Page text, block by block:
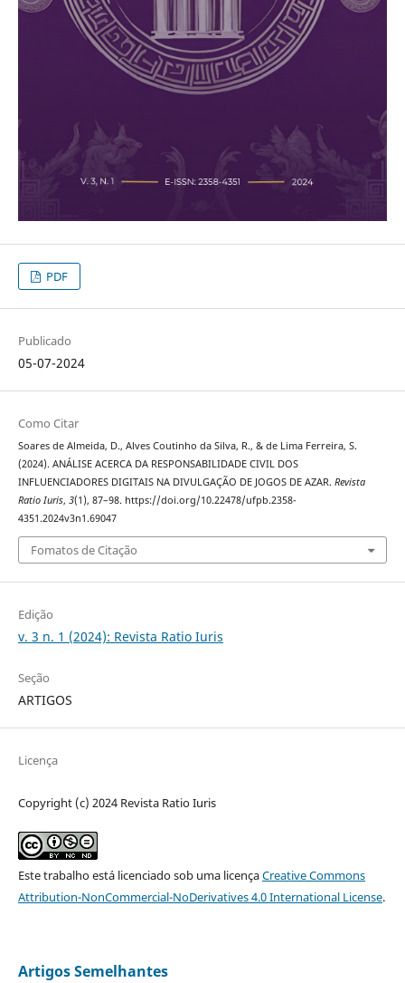
PDF
Publicado
05-07-2024
Como Citar
Soares de Almeida, D., Alves Coutinho da Silva, R., & de Lima Ferreira, S.
(2024). ANÁLISE ACERCA DA RESPONSABILIDADE CIVIL DOS
INFLUENCIADORES DIGITAIS NA DIVULGAÇÃO DE JOGOS DE AZAR. Revista
Ratio Iuris, 3(1), 87–98. https://doi.org/10.22478/ufpb.2358-
4351.2024v3n1.69047
Fomatos de Citação
Edição
v. 3 n. 1 (2024): Revista Ratio Iuris
Seção
ARTIGOS
Licença
Copyright (c) 2024 Revista Ratio Iuris
Este trabalho está licenciado sob uma licençaCreative Commons
Attribution-NonCommercial-NoDerivatives 4.0 International License.
Artigos Semelhantes